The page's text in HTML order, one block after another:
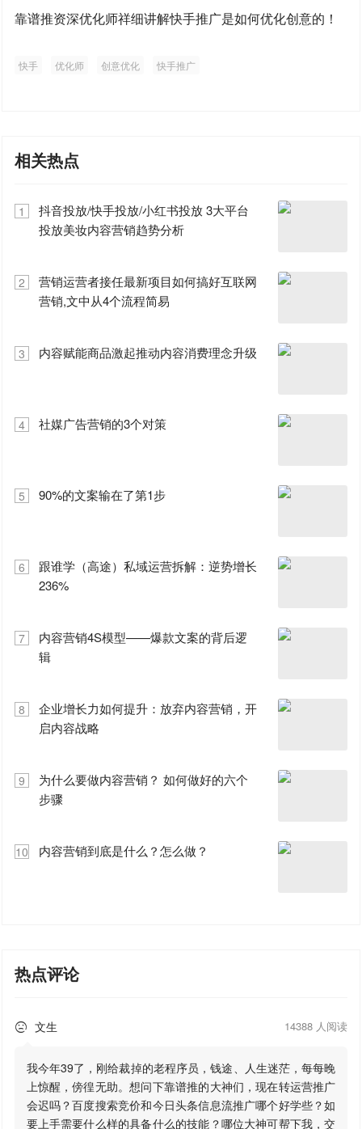
靠谱推资深优化师祥细讲解快手推广是如何优化创意的！
快手 优化师 创意优化 快手推广
相关热点
1
抖音投放/快手投放/小红书投放 3大平台
投放美妆内容营销趋势分析
2
营销运营者接任最新项目如何搞好互联网
营销,文中从4个流程简易
3 内容赋能商品激起推动内容消费理念升级
4 社媒广告营销的3个对策
5 90%的文案输在了第1步
6
跟谁学（高途）私域运营拆解：逆势增长
236%
7
内容营销4S模型——爆款文案的背后逻
辑
8
企业增长力如何提升：放弃内容营销，开
启内容战略
9
为什么要做内容营销？ 如何做好的六个
步骤
10 内容营销到底是什么？怎么做？
热点评论
 文生 14388 人阅读
我今年39了，刚给裁掉的老程序员，钱途、人生迷茫，每每晚
上惊醒，傍徨无助。想问下靠谱推的大神们，现在转运营推广
会迟吗？百度搜索竞价和今日头条信息流推广哪个好学些？如
要上手需要什么样的具备什么的技能？哪位大神可帮下我，交